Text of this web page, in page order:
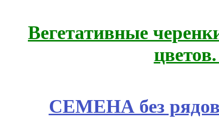
Вегетативные
СЕМЕНА без